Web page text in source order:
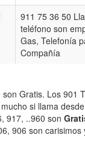
911 75 36 50
teléfono son
Gas, Telefonía
Compañía
Gratis. Los 901
si llama
917, ..960 son
906 son carisimos